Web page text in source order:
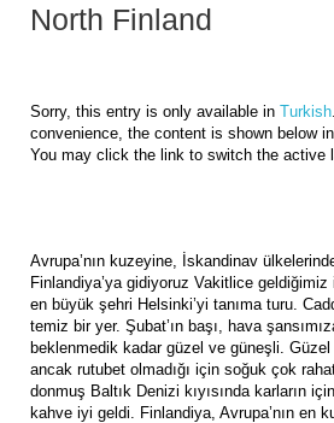
North Finland
Sorry, this entry is only available in Turkish
convenience, the content is shown below
You may click the link to switch the active
Avrupa’nın kuzeyine, İskandinav
Finlandiya’ya gidiyoruz Vakitlice
en büyük şehri Helsinki’yi tanıma turu.
temiz bir yer. Şubat’ın başı, hava
beklenmedik kadar güzel ve güneşli. Güzel
ancak rutubet olmadığı için soğuk çok
donmuş Baltık Denizi kıyısında karların
kahve iyi geldi. Finlandiya, Avrupa’nın en